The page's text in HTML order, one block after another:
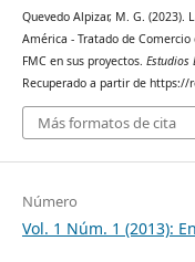
Quevedo Alpizar, M. G. (2023).
América - Tratado de Comercio
FMC en sus proyectos. Estudios
Recuperado a partir de
Más formatos de cita
Número
Vol. 1 Núm. 1 (2013):